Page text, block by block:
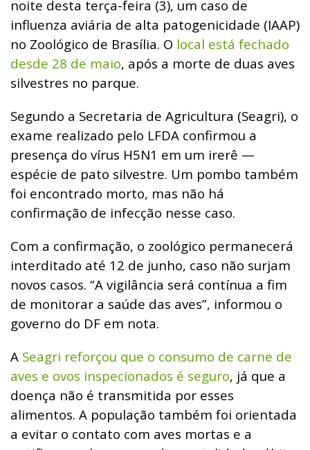
noite desta terça-feira (3), um caso de
influenza aviária de alta patogenicidade (IAAP)
no Zoológico de Brasília. O local está fechado
desde 28 de maio, após a morte de duas aves
silvestres no parque.
Segundo a Secretaria de Agricultura (Seagri), o
exame realizado pelo LFDA confirmou a
presença do vírus H5N1 em um irerê —
espécie de pato silvestre. Um pombo também
foi encontrado morto, mas não há
confirmação de infecção nesse caso.
Com a confirmação, o zoológico permanecerá
interditado até 12 de junho, caso não surjam
novos casos. “A vigilância será contínua a fim
de monitorar a saúde das aves”, informou o
governo do DF em nota.
A Seagri reforçou que o consumo de carne de
aves e ovos inspecionados é seguro, já que a
doença não é transmitida por esses
alimentos. A população também foi orientada
a evitar o contato com aves mortas e a